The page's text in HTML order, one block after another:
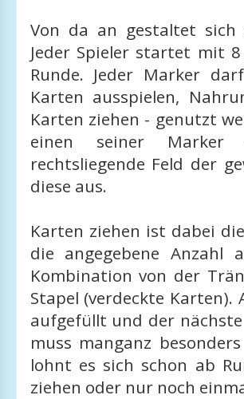
Von da an gestaltet sich
Jeder Spieler startet mit
Runde. Jeder Marker
Karten ausspielen,
Karten ziehen - genutzt
einen seiner
rechtsliegende Feld der
diese aus.
Karten ziehen ist dabei
die angegebene Anzahl
Kombination von der
Stapel (verdeckte
aufgefüllt und der
muss manganz
lohnt es sich schon ab
ziehen oder nur noch